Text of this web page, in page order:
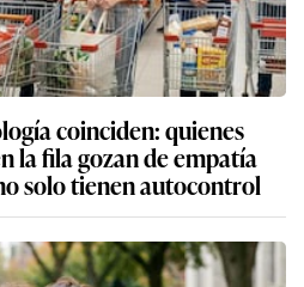
coinciden: quienes
la fila gozan de empatía
solo tienen autocontrol